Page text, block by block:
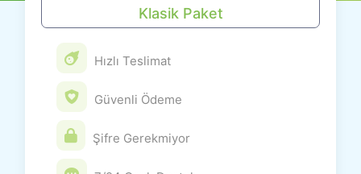
Klasik Paket
Hızlı Teslimat
Güvenli Ödeme
Şifre Gerekmiyor